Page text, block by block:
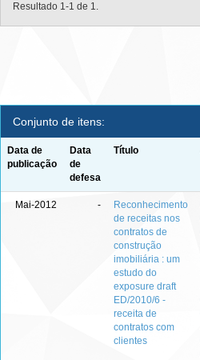
Resultado 1-1 de 1.
Conjunto de itens:
Data de
publicação
Data
de
defesa
Título
Mai-2012 -
Reconhecimento
de receitas nos
contratos de
construção
imobiliária : um
estudo do
exposure draft
ED/2010/6 -
receita de
contratos com
clientes